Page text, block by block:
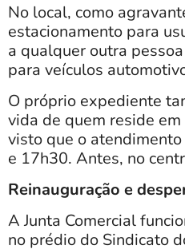
No local, como
estacionamento para
a qualquer outra
para veículos
O próprio expediente
vida de quem reside
visto que o
e 17h30. Antes, no
Reinauguração e
A Junta Comercial
no prédio do Sindicato